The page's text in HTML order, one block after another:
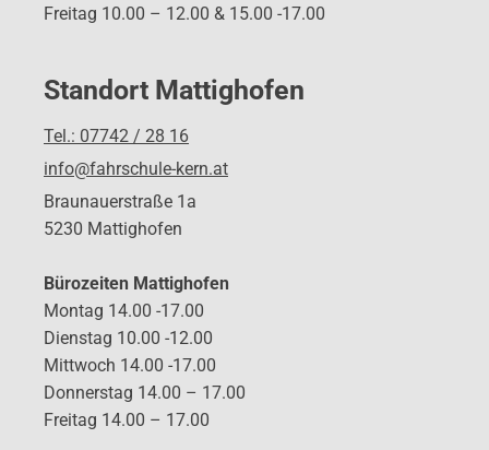
Freitag 10.00 – 12.00 & 15.00 -17.00
Standort Mattighofen
Tel.: 07742 / 28 16
info@fahrschule-kern.at
Braunauerstraße 1a
5230 Mattighofen
Bürozeiten Mattighofen
Montag 14.00 -17.00
Dienstag 10.00 -12.00
Mittwoch 14.00 -17.00
Donnerstag 14.00 – 17.00
Freitag 14.00 – 17.00